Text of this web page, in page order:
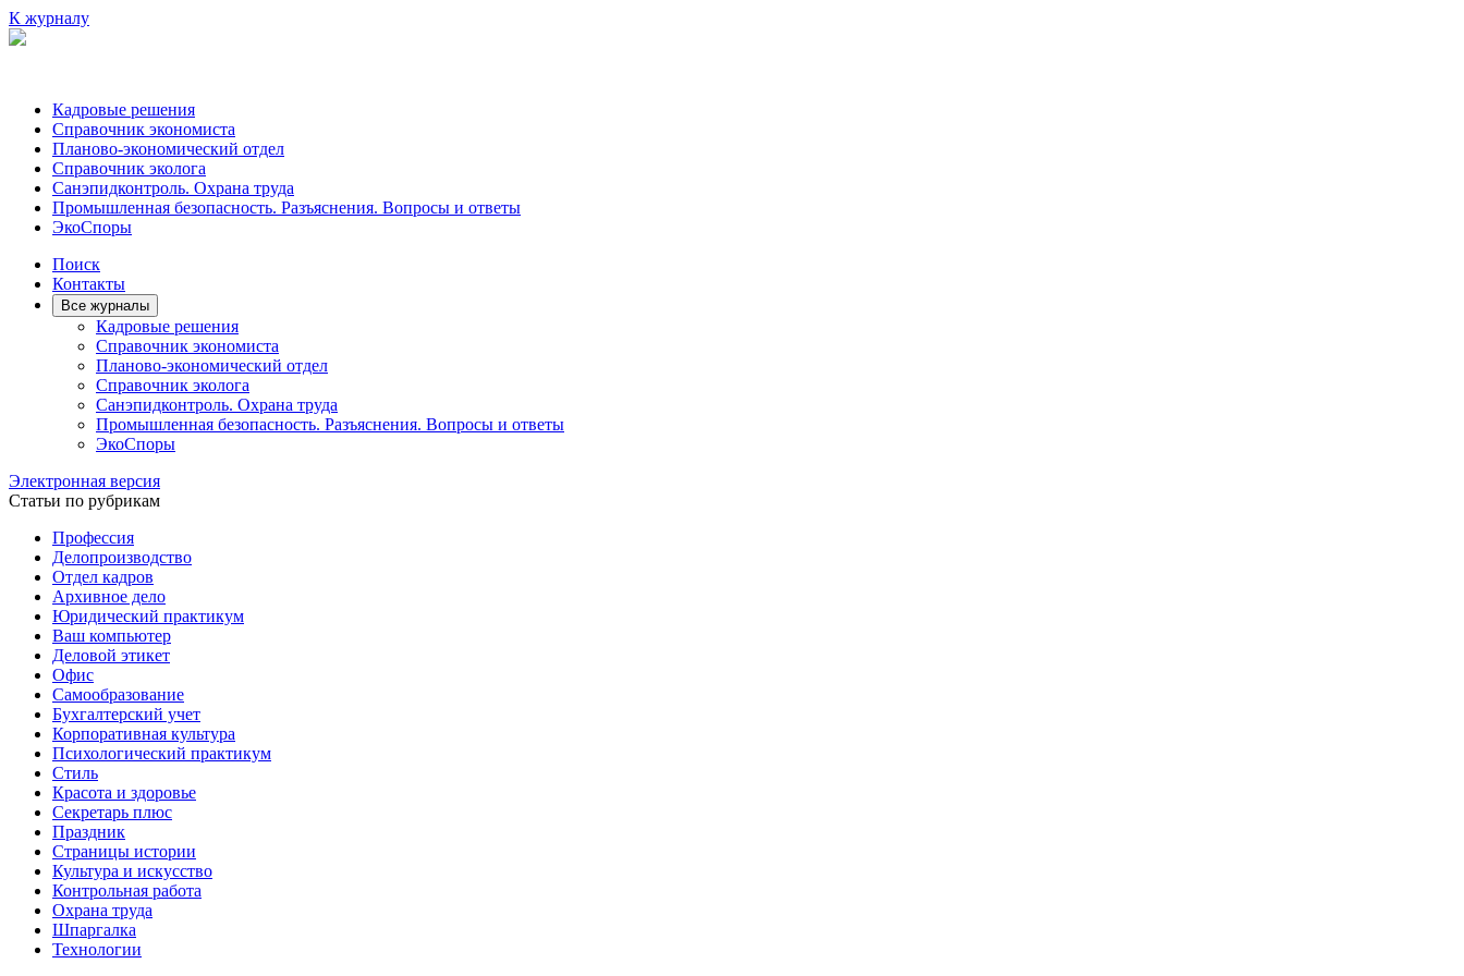
К журналу
Кадровые решения
Справочник экономиста
Планово-экономический отдел
Справочник эколога
Санэпидконтроль. Охрана труда
Промышленная безопасность. Разъяснения. Вопросы и ответы
ЭкоСпоры
Поиск
Контакты
Все журналы
Кадровые решения
Справочник экономиста
Планово-экономический отдел
Справочник эколога
Санэпидконтроль. Охрана труда
Промышленная безопасность. Разъяснения. Вопросы и ответы
ЭкоСпоры
Электронная версия
Статьи по рубрикам
Профессия
Делопроизводство
Отдел кадров
Архивное дело
Юридический практикум
Ваш компьютер
Деловой этикет
Офис
Самообразование
Бухгалтерский учет
Корпоративная культура
Психологический практикум
Стиль
Красота и здоровье
Секретарь плюс
Праздник
Страницы истории
Культура и искусство
Контрольная работа
Охрана труда
Шпаргалка
Технологии